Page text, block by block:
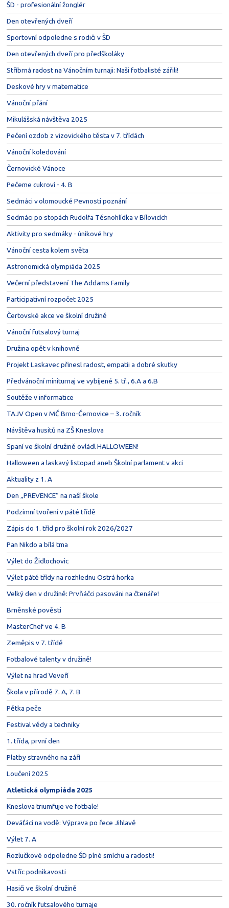
ŠD - profesionální žonglér
Den otevřených dveří
Sportovní odpoledne s rodiči v ŠD
Den otevřených dveří pro předškoláky
Stříbrná radost na Vánočním turnaji: Naši fotbalisté zářili!
Deskové hry v matematice
Vánoční přání
Mikulášská návštěva 2025
Pečení ozdob z vizovického těsta v 7. třídách
Vánoční koledování
Černovické Vánoce
Pečeme cukroví - 4. B
Sedmáci v olomoucké Pevnosti poznání
Sedmáci po stopách Rudolfa Těsnohlídka v Bílovicích
Aktivity pro sedmáky - únikové hry
Vánoční cesta kolem světa
Astronomická olympiáda 2025
Večerní představení The Addams Family
Participativní rozpočet 2025
Čertovské akce ve školní družině
Vánoční futsalový turnaj
Družina opět v knihovně
Projekt Laskavec přinesl radost, empatii a dobré skutky
Předvánoční miniturnaj ve vybíjené 5. tř., 6.A a 6.B
Soutěže v informatice
TAJV Open v MČ Brno-Černovice – 3. ročník
Návštěva husitů na ZŠ Kneslova
Spaní ve školní družině ovládl HALLOWEEN!
Halloween a laskavý listopad aneb Školní parlament v akci
Aktuality z 1. A
Den „PREVENCE“ na naší škole
Podzimní tvoření v páté třídě
Zápis do 1. tříd pro školní rok 2026/2027
Pan Nikdo a bílá tma
Výlet do Židlochovic
Výlet páté třídy na rozhlednu Ostrá horka
Velký den v družině: Prvňáčci pasováni na čtenáře!
Brněnské pověsti
MasterChef ve 4. B
Zeměpis v 7. třídě
Fotbalové talenty v družině!
Výlet na hrad Veveří
Škola v přírodě 7. A, 7. B
Pětka peče
Festival vědy a techniky
1. třída, první den
Platby stravného na září
Loučení 2025
Atletická olympiáda 2025
Kneslova triumfuje ve fotbale!
Deváťáci na vodě: Výprava po řece Jihlavě
Výlet 7. A
Rozlučkové odpoledne ŠD plné smíchu a radosti!
Vstříc podnikavosti
Hasiči ve školní družině
30. ročník futsalového turnaje